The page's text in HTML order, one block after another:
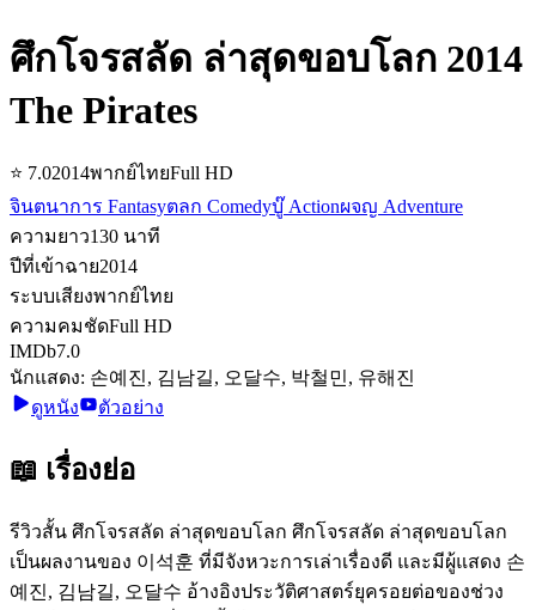
ศึกโจรสลัด ล่าสุดขอบโลก 2014
The Pirates
⭐ 7.02014พากย์ไทยFull HD
จินตนาการ Fantasyตลก Comedyบู๊ Actionผจญ Adventure
ความยาว130 นาที
ปีที่เข้าฉาย2014
ระบบเสียงพากย์ไทย
ความคมชัดFull HD
IMDb7.0
นักแสดง: 손예진, 김남길, 오달수, 박철민, 유해진
ดูหนัง
ตัวอย่าง
📖 เรื่องย่อ
รีวิวสั้น ศึกโจรสลัด ล่าสุดขอบโลก ศึกโจรสลัด ล่าสุดขอบโลก
เป็นผลงานของ 이석훈 ที่มีจังหวะการเล่าเรื่องดี และมีผู้แสดง 손
예진, 김남길, 오달수 อ้างอิงประวัติศาสตร์ยุครอยต่อของช่วง